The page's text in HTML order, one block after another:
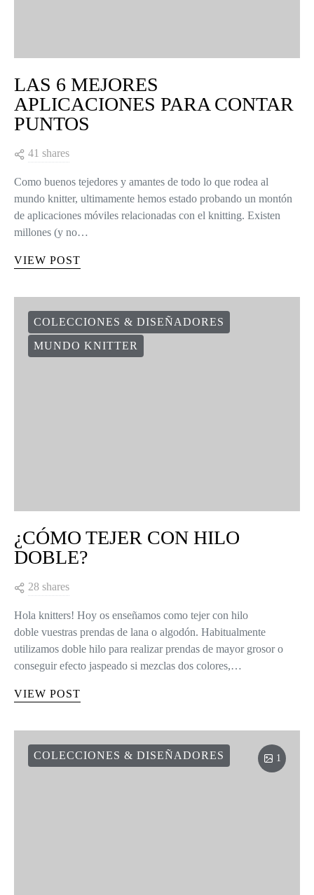
LAS 6 MEJORES
APLICACIONES PARA CONTAR
PUNTOS
41 shares
Como buenos tejedores y amantes de todo lo que rodea al
mundo knitter, ultimamente hemos estado probando un montón
de aplicaciones móviles relacionadas con el knitting. Existen
millones (y no…
VIEW POST
COLECCIONES & DISEÑADORES
MUNDO KNITTER
¿CÓMO TEJER CON HILO
DOBLE?
28 shares
Hola knitters! Hoy os enseñamos como tejer con hilo
doble vuestras prendas de lana o algodón. Habitualmente
utilizamos doble hilo para realizar prendas de mayor grosor o
conseguir efecto jaspeado si mezclas dos colores,…
VIEW POST
COLECCIONES & DISEÑADORES 1